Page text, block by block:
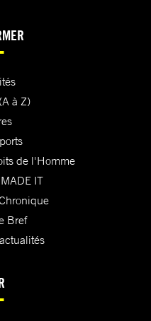
à Z)
de l'Homme
IT
Bref